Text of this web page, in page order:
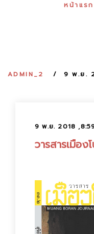
หน้าแรก
ADMIN_2 9 พ.ย.
9 พ.ย. 2018
วารสารเมือ